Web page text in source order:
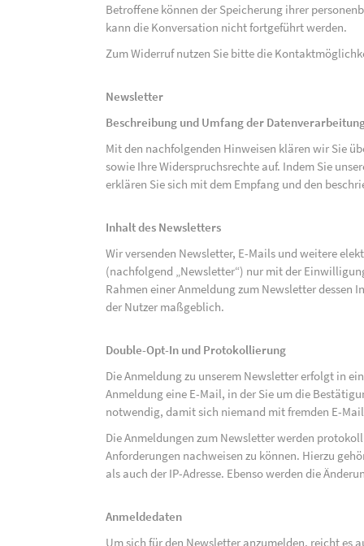
Betroffene können der Speicherung ihrer
kann die Konversation nicht fortgeführt werden.
Zum Widerruf nutzen Sie bitte die
Newsletter
Beschreibung und Umfang der
Mit den nachfolgenden Hinweisen klären wir Sie
sowie Ihre Widerspruchsrechte auf. Indem Sie
erklären Sie sich mit dem Empfang und den
Inhalt des Newsletters
Wir versenden Newsletter, E-Mails und weitere
(nachfolgend „Newsletter“) nur mit der
Rahmen einer Anmeldung zum Newsletter
der Nutzer maßgeblich.
Double-Opt-In und Protokollierung
Die Anmeldung zu unserem Newsletter erfolgt in
Anmeldung eine E-Mail, in der Sie um die
notwendig, damit sich niemand mit fremden E-
Die Anmeldungen zum Newsletter werden
Anforderungen nachweisen zu können. Hierzu
als auch der IP-Adresse. Ebenso werden die
Anmeldedaten
Um sich für den Newsletter anzumelden, reicht es